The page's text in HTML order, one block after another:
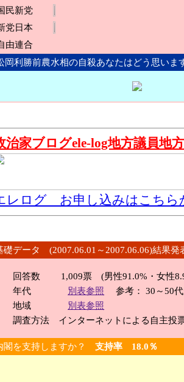
民新党
党日本
由連合
岡利勝前農水相の自殺あなたはどう思いま
治家ブログele-log地方議員地
レログ お申し込みはこちら
礎データ (2007.06.01～2007.06.06)結果発
回答数 1,009票 (男性91.0%・女性
年代 別表参照 参考： 30～50代
地域 別表参照
調査方法 インターネットによる自主投
閣を支持しますか？支持率 18.0％